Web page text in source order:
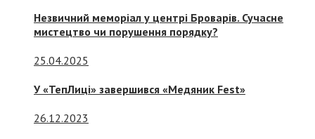
Незвичний меморіал у центрі Броварів. Сучасне
мистецтво чи порушення порядку?
25.04.2025
У «ТепЛиці» завершився «Медяник Fest»
26.12.2023